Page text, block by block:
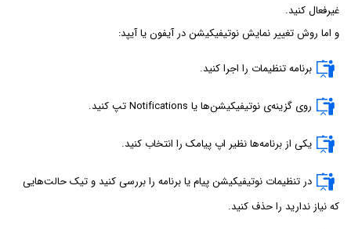
غیرفعال کنید.
و اما روش تغییر نمایش نوتیفیکیشن در آیفون یا آیپد:
برنامه تنظیمات را اجرا کنید.
روی گزینه‌ی نوتیفیکیشن‌ها یا Notifications تپ کنید.
یکی از برنامه‌ها نظیر اپ پیامک را انتخاب کنید.
در تنظیمات نوتیفیکیشن پیام یا برنامه را بررسی کنید و تیک حالت‌هایی
که نیاز ندارید را حذف کنید.